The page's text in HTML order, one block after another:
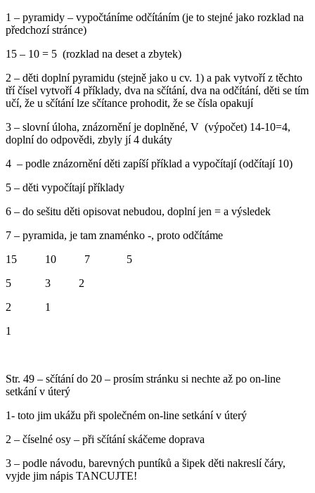
1 – pyramidy – vypočtáníme odčítáním (je to stejné jako rozklad na
předchozí stránce)
15 – 10 = 5 (rozklad na deset a zbytek)
2 – děti doplní pyramidu (stejně jako u cv. 1) a pak vytvoří z těchto
tří čísel vytvoří 4 příklady, dva na sčítání, dva na odčítání, děti se tím
učí, že u sčítání lze sčítance prohodit, že se čísla opakují
3 – slovní úloha, znázornění je doplněné, V (výpočet) 14-10=4,
doplní do odpovědi, zbyly jí 4 dukáty
4 – podle znázornění děti zapíší příklad a vypočítají (odčítají 10)
5 – děti vypočítají příklady
6 – do sešitu děti opisovat nebudou, doplní jen = a výsledek
7 – pyramida, je tam znaménko -, proto odčítáme
15 10 7 5
5 3 2
2 1
1
Str. 49 – sčítání do 20 – prosím stránku si nechte až po on-line
setkání v úterý
1- toto jim ukážu při společném on-line setkání v úterý
2 – číselné osy – při sčítání skáčeme doprava
3 – podle návodu, barevných puntíků a šipek děti nakreslí čáry,
vyjde jim nápis TANCUJTE!